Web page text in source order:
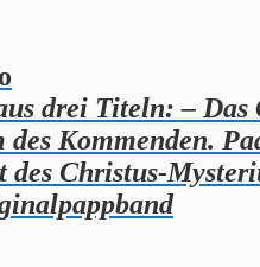
drei Titeln: –
des Kommenden.
des Christus-